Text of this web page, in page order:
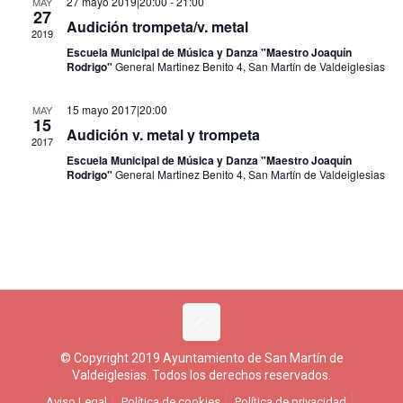
27
2019 Audición trompeta/v. metal
Escuela Municipal de Música y Danza "Maestro Joaquín
Rodrigo" General Martinez Benito 4, San Martín de Valdeiglesias
MAY
15
2017
15 mayo 2017|20:00
Audición v. metal y trompeta
Escuela Municipal de Música y Danza "Maestro Joaquín
Rodrigo" General Martinez Benito 4, San Martín de Valdeiglesias
© Copyright 2019 Ayuntamiento de San Martín de
Valdeiglesias. Todos los derechos reservados.